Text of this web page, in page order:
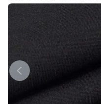
Previous